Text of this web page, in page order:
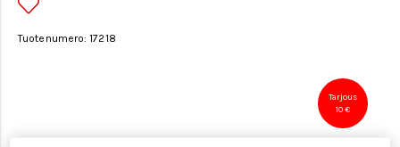
Tuotenumero: 17218
Tarjous
10 €